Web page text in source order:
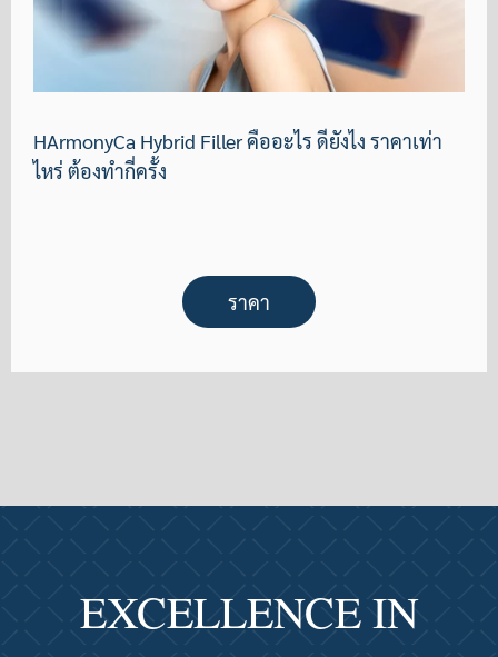
HArmonyCa Hybrid Filler คืออะไร ดียังไง ราคาเท่า
ไหร่ ต้องทำกี่ครั้ง
ราคา
EXCELLENCE IN